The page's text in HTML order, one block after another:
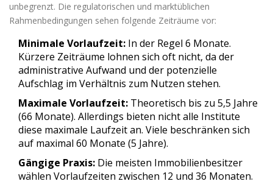
unbegrenzt. Die regulatorischen und marktüblichen
Rahmenbedingungen sehen folgende Zeiträume vor:
Minimale Vorlaufzeit: In der Regel 6 Monate.
Kürzere Zeiträume lohnen sich oft nicht, da der
administrative Aufwand und der potenzielle
Aufschlag im Verhältnis zum Nutzen stehen.
Maximale Vorlaufzeit: Theoretisch bis zu 5,5 Jahre
(66 Monate). Allerdings bieten nicht alle Institute
diese maximale Laufzeit an. Viele beschränken sich
auf maximal 60 Monate (5 Jahre).
Gängige Praxis: Die meisten Immobilienbesitzer
wählen Vorlaufzeiten zwischen 12 und 36 Monaten.